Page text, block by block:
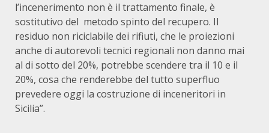
l’incenerimento non è il trattamento finale, è
sostitutivo del metodo spinto del recupero. Il
residuo non riciclabile dei rifiuti, che le proiezioni
anche di autorevoli tecnici regionali non danno mai
al di sotto del 20%, potrebbe scendere tra il 10 e il
20%, cosa che renderebbe del tutto superfluo
prevedere oggi la costruzione di inceneritori in
Sicilia”.